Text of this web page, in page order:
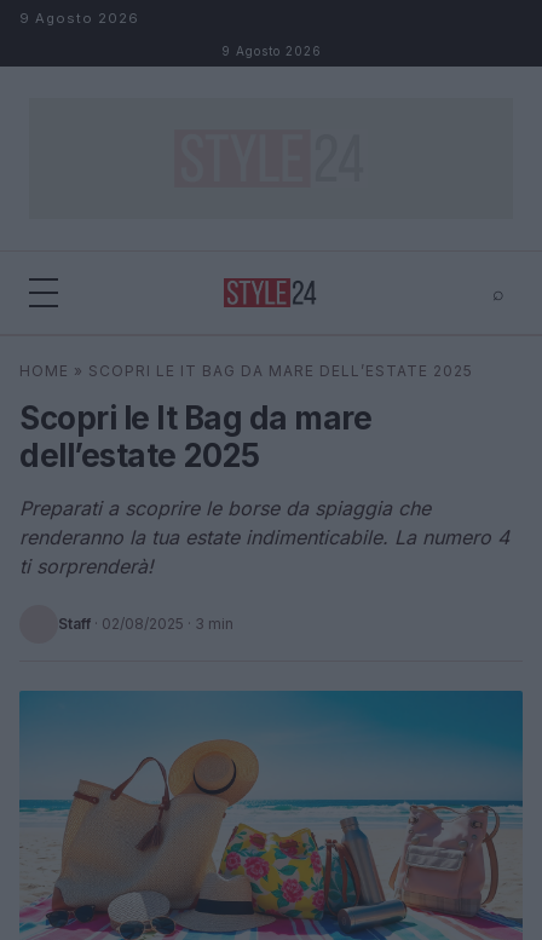
Salta al contenuto
9 Agosto 2026
9 Agosto 2026
⌕
Cerca ⌕
HOME » SCOPRI LE IT BAG DA MARE DELL’ESTATE 2025
Scopri le It Bag da mare
dell’estate 2025
Preparati a scoprire le borse da spiaggia che
renderanno la tua estate indimenticabile. La numero 4
ti sorprenderà!
Staff · 02/08/2025 · 3 min